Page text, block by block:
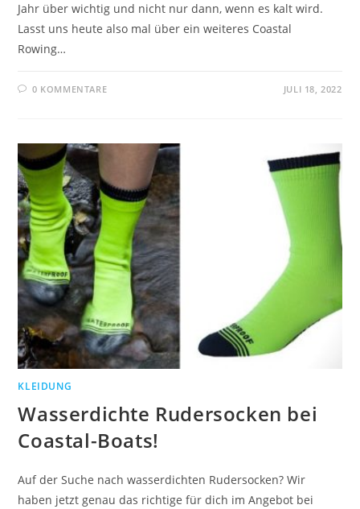
Jahr über wichtig und nicht nur dann, wenn es kalt wird.
Lasst uns heute also mal über ein weiteres Coastal
Rowing…
0 KOMMENTARE JULI 18, 2022
KLEIDUNG
Wasserdichte Rudersocken bei
Coastal-Boats!
Auf der Suche nach wasserdichten Rudersocken? Wir
haben jetzt genau das richtige für dich im Angebot bei